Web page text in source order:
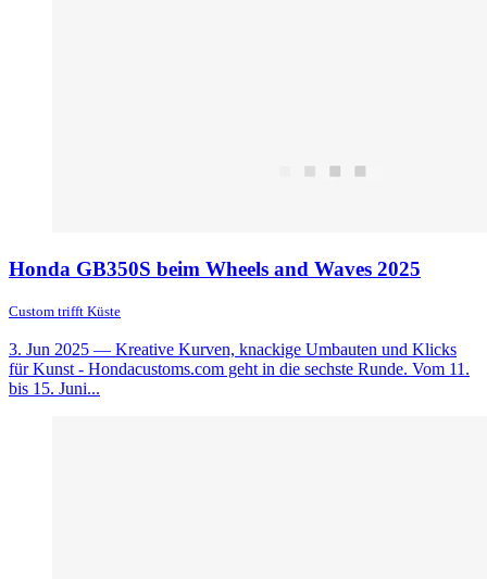
Honda GB350S beim Wheels and Waves 2025
Custom trifft Küste
3. Jun 2025 — Kreative Kurven, knackige Umbauten und Klicks
für Kunst - Hondacustoms.com geht in die sechste Runde. Vom 11.
bis 15. Juni...